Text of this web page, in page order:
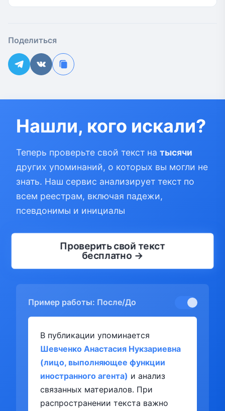
Поделиться
Нашли, кого искали?
Теперь проверьте свой текст на тысячи
других упоминаний, о которых вы могли не
знать. Наш сервис анализирует текст по
всем реестрам, включая падежи,
псевдонимы и инициалы
Проверить свой текст
бесплатно →
Пример работы: После/До
В публикации упоминается
Шевченко Анастасия Нукзариевна
(лицо, выполняющее функции
иностранного агента) и анализ
связанных материалов. При
распространении текста важно